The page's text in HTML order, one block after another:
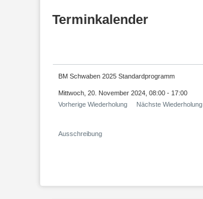
Terminkalender
BM Schwaben 2025 Standardprogramm
Mittwoch, 20. November 2024, 08:00 - 17:00
Vorherige Wiederholung
Nächste Wiederholung
Ausschreibung